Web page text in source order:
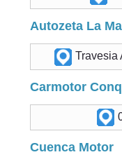
Autozeta La
Travesia
Carmotor
Cuenca Motor